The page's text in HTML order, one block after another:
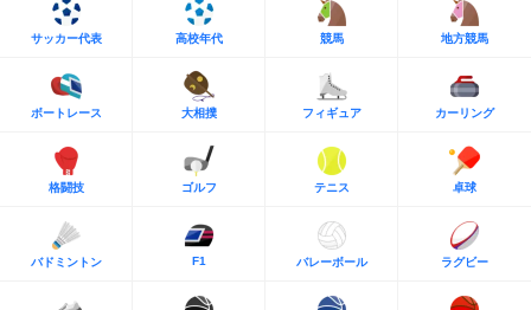
サッカー代表 高校年代 競馬 地方競馬
ボートレース 大相撲 フィギュア カーリング
格闘技 ゴルフ テニス 卓球
バドミントン F1 バレーボール ラグビー